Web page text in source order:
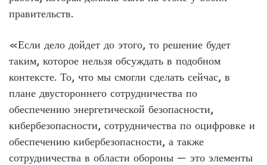
правительств.
«Если дело дойдет до этого, то решение будет
таким, которое нельзя обсуждать в подобном
контексте. То, что мы смогли сделать сейчас, в
плане двустороннего сотрудничества по
обеспечению энергетической безопасности,
кибербезопасности, сотрудничества по оцифровке и
обеспечению кибербезопасности, а также
сотрудничества в области обороны — это элементы